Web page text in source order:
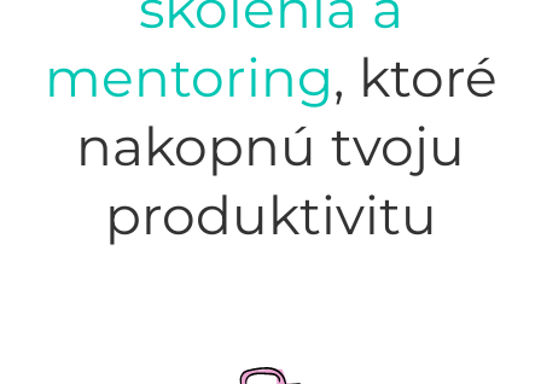
mentoring, ktoré
nakopnú tvoju
produktivitu